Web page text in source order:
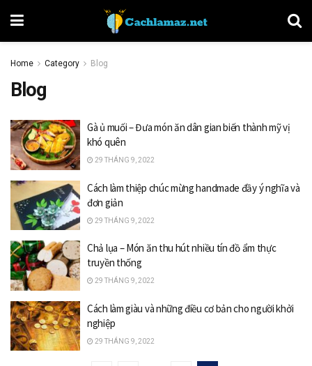
Home Category Blog
Blog
Gà ủ muối – Đưa món ăn dân gian biến thành mỹ vị
khó quên
29 THÁNG 9, 2022
Cách làm thiệp chúc mừng handmade đầy ý nghĩa và
đơn giản
29 THÁNG 9, 2022
Chả lụa – Món ăn thu hút nhiều tín đồ ẩm thực
truyền thống
29 THÁNG 9, 2022
Cách làm giàu và những điều cơ bản cho người khởi
nghiệp
29 THÁNG 9, 2022